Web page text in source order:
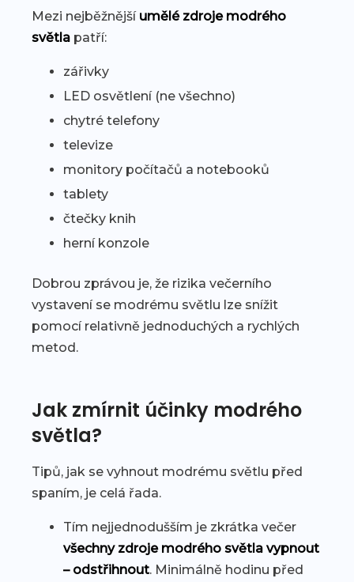
Mezi nejběžnější umělé zdroje modrého
světla patří:
zářivky
LED osvětlení (ne všechno)
chytré telefony
televize
monitory počítačů a notebooků
tablety
čtečky knih
herní konzole
Dobrou zprávou je, že rizika večerního
vystavení se modrému světlu lze snížit
pomocí relativně jednoduchých a rychlých
metod.
Jak zmírnit účinky modrého
světla?
Tipů, jak se vyhnout modrému světlu před
spaním, je celá řada.
Tím nejjednodušším je zkrátka večer
všechny zdroje modrého světla vypnout
– odstřihnout. Minimálně hodinu před